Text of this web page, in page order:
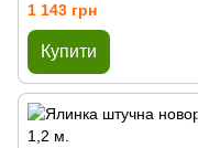
1 143 грн
Купити